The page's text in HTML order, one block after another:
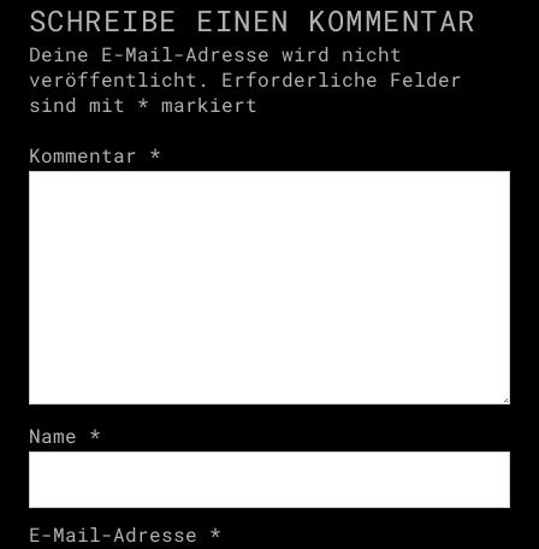
SCHREIBE EINEN KOMMENTAR
Deine E-Mail-Adresse wird nicht
veröffentlicht.
Erforderliche Felder
sind mit * markiert
Kommentar *
Name *
E-Mail-Adresse *